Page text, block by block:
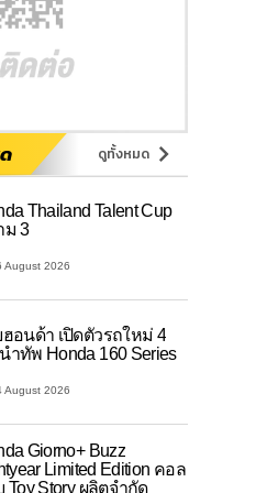
ดูทั้งหมด
Thailand Talent Cup
ม 3
August 2026
ฮอนด้า เปิดตัวรถใหม่ 4
ำทัพ Honda 160 Series
August 2026
Giorno+ Buzz
Limited Edition คอล
Toy Story ผลิตจำกัด